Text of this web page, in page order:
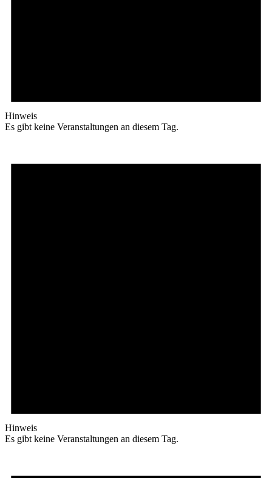
Hinweis
Es gibt keine Veranstaltungen an diesem Tag.
Hinweis
Es gibt keine Veranstaltungen an diesem Tag.